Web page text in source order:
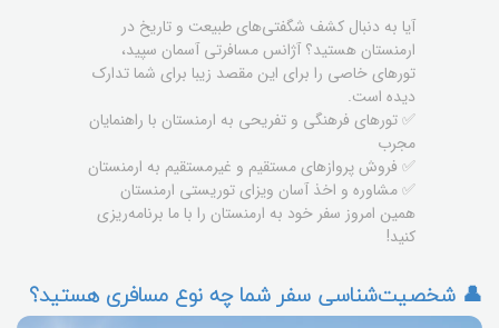
آیا به دنبال کشف شگفتی‌های طبیعت و تاریخ در
ارمنستان هستید؟ آژانس مسافرتی آسمان سپید،
تورهای خاصی را برای این مقصد زیبا برای شما تدارک
دیده است.
✅ تورهای فرهنگی و تفریحی به ارمنستان با راهنمایان
مجرب
✅ فروش پروازهای مستقیم و غیرمستقیم به ارمنستان
✅ مشاوره و اخذ آسان ویزای توریستی ارمنستان
همین امروز سفر خود به ارمنستان را با ما برنامه‌ریزی
کنید!
👤 شخصیت‌شناسی سفر شما چه نوع مسافری هستید؟